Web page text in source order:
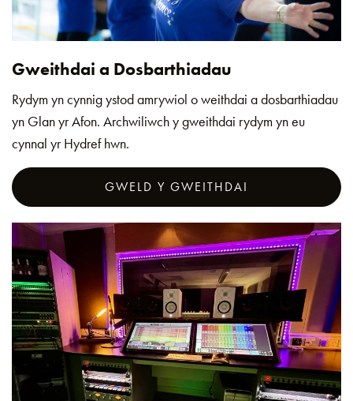
Gweithdai a Dosbarthiadau
Rydym yn cynnig ystod amrywiol o weithdai a dosbarthiadau
yn Glan yr Afon. Archwiliwch y gweithdai rydym yn eu
cynnal yr Hydref hwn.
GWELD Y GWEITHDAI